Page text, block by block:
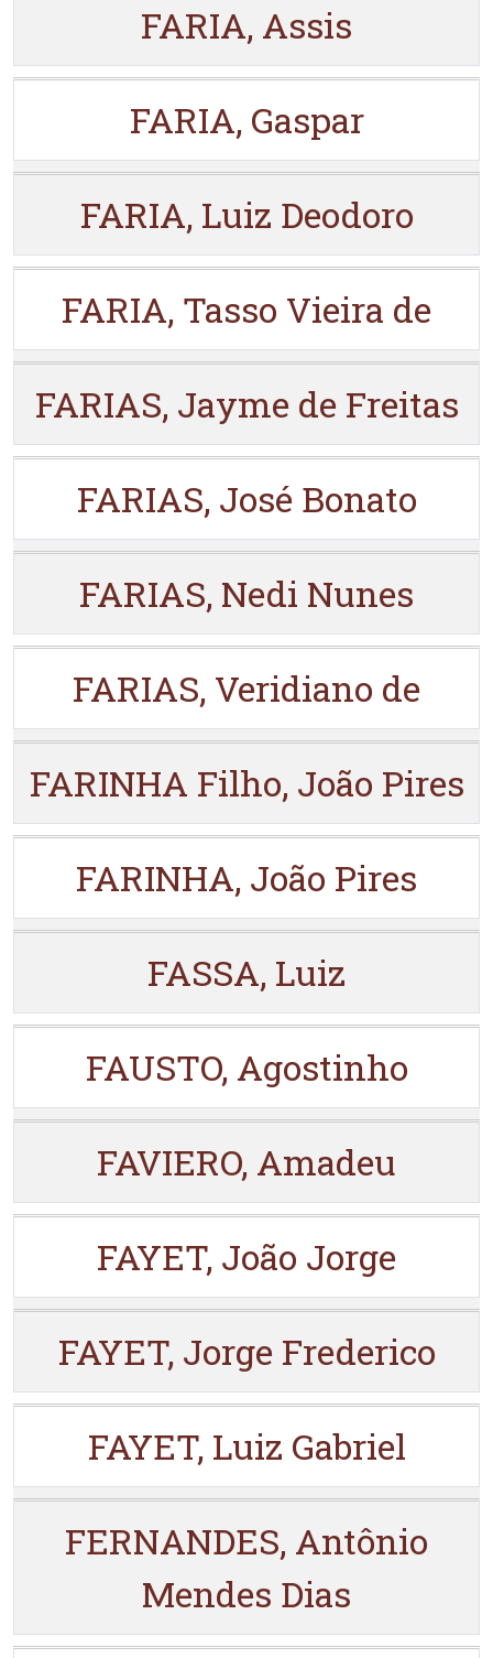
FARIA, Assis
FARIA, Gaspar
FARIA, Luiz Deodoro
FARIA, Tasso Vieira de
FARIAS, Jayme de Freitas
FARIAS, José Bonato
FARIAS, Nedi Nunes
FARIAS, Veridiano de
FARINHA Filho, João Pires
FARINHA, João Pires
FASSA, Luiz
FAUSTO, Agostinho
FAVIERO, Amadeu
FAYET, João Jorge
FAYET, Jorge Frederico
FAYET, Luiz Gabriel
FERNANDES, Antônio
Mendes Dias